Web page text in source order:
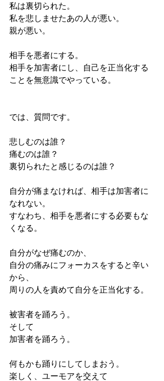
私は裏切られた。
私を悲しませたあの人が悪い。
親が悪い。
相手を悪者にする。
相手を加害者にし、自己を正当化する
ことを無意識でやっている。
では、質問です。
悲しむのは誰？
痛むのは誰？
裏切られたと感じるのは誰？
自分が痛まなければ、相手は加害者に
なれない。
すなわち、相手を悪者にする必要もな
くなる。
自分がなぜ痛むのか、
自分の痛みにフォーカスをすると辛い
から、
周りの人を責めて自分を正当化する。
被害者を踊ろう。
そして
加害者を踊ろう。
何もかも踊りにしてしまおう。
楽しく、ユーモアを交えて